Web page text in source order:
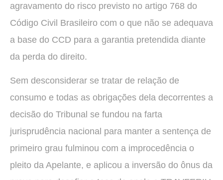
agravamento do risco previsto no artigo 768 do
Código Civil Brasileiro com o que não se adequava
a base do CCD para a garantia pretendida diante
da perda do direito.
Sem desconsiderar se tratar de relação de
consumo e todas as obrigações dela decorrentes a
decisão do Tribunal se fundou na farta
jurisprudência nacional para manter a sentença de
primeiro grau fulminou com a improcedência o
pleito da Apelante, e aplicou a inversão do ônus da